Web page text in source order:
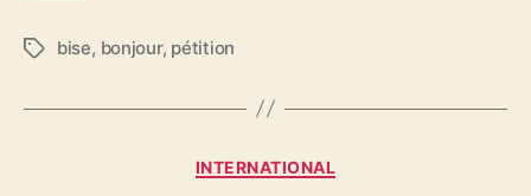
Étiquettes
bise, bonjour, pétition
Catégories
INTERNATIONAL